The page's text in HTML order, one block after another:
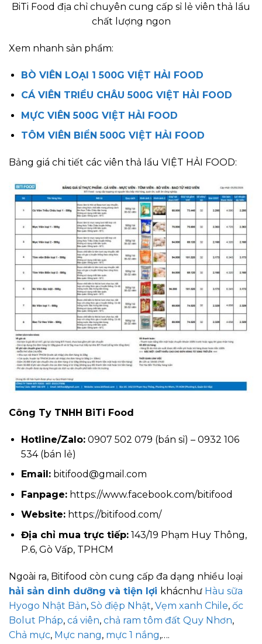
BiTi Food địa chỉ chuyên cung cấp sỉ lẻ viên thả lẩu
chất lượng ngon
Xem nhanh sản phẩm:
BÒ VIÊN LOẠI 1 500G VIỆT HẢI FOOD
CÁ VIÊN TRIỀU CHÂU 500G VIỆT HẢI FOOD
MỰC VIÊN 500G VIỆT HẢI FOOD
TÔM VIÊN BIỂN 500G VIỆT HẢI FOOD
Bảng giá chi tiết các viên thả lẩu VIỆT HẢI FOOD:
Công Ty TNHH BiTi Food
Hotline/Zalo:0907 502 079 (bán sỉ) – 0932 106
534 (bán lẻ)
Email:bitifood@gmail.com
Fanpage:https://www.facebook.com/bitifood
Website:https://bitifood.com/
Địa chỉ mua trực tiếp:143/19 Phạm Huy Thông,
P.6, Gò Vấp, TPHCM
Ngoài ra, Bitifood còn cung cấp đa dạng nhiều loại
hải sản dinh dưỡng và tiện lợi khácnhư Hàu sữa
Hyogo Nhật Bản, Sò điệp Nhật, Vẹm xanh Chile, ốc
Bolut Pháp, cá viên, chả ram tôm đất Quy Nhơn,
Chả mực, Mực nang, mực 1 nắng,….